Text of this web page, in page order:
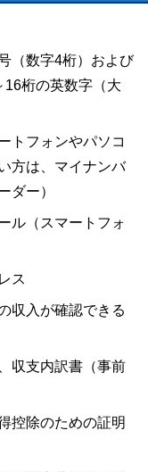
（数字4桁）および
桁の英数字（大
トフォンやパソコ
方は、マイナンバ
ダー）
ル（スマートフォ
ス
収入が確認できる
収支内訳書（事前
控除のための証明